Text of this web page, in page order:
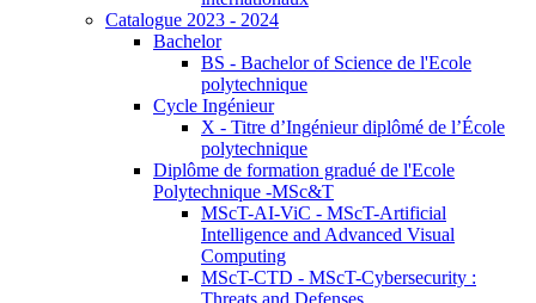
Catalogue 2023 - 2024
Bachelor
BS - Bachelor of Science de l'Ecole
polytechnique
Cycle Ingénieur
X - Titre d’Ingénieur diplômé de l’École
polytechnique
Diplôme de formation gradué de l'Ecole
Polytechnique -MSc&T
MScT-AI-ViC - MScT-Artificial
Intelligence and Advanced Visual
Computing
MScT-CTD - MScT-Cybersecurity :
Threats and Defenses